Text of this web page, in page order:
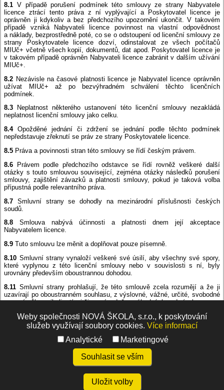
8.1 V případě porušení podmínek této smlouvy ze strany Nabyvatele
licence ztrácí tento práva z ní vyplývající a Poskytovatel licence je
oprávněn ji kdykoliv a bez předchozího upozornění ukončit. V takovém
případě vzniká Nabyvateli licence povinnost na vlastní odpovědnost
a náklady, bezprostředně poté, co se o odstoupení od licenční smlouvy ze
strany Poskytovatele licence dozví, odinstalovat ze všech počítačů
MIUč+ včetně všech kopií, dokumentů, dat apod. Poskytovatel licence je
v takovém případě oprávněn Nabyvateli licence zabránit v dalším užívání
MIUč+.
8.2 Nezávisle na časové platnosti licence je Nabyvatel licence oprávněn
užívat MIUč+ až po bezvýhradném schválení těchto licenčních
podmínek.
8.3
Neplatnost některého ustanovení této licenční smlouvy nezakládá
neplatnost licenční smlouvy jako celku.
8.4Opožděné jednání či zdržení se jednání podle těchto podmínek
nepředstavuje zřeknutí se práv ze strany Poskytovatele licence.
8.5 Práva a povinnosti stran této smlouvy se řídí českým právem.
8.6 Právem podle předchozího odstavce se řídí rovněž veškeré další
otázky s touto smlouvou související, zejména otázky následků porušení
smlouvy, zajištění závazků a platnosti smlouvy, pokud je taková volba
přípustná podle relevantního práva.
8.7 Smluvní strany se dohodly na mezinárodní příslušnosti českých
soudů.
8.8Smlouva nabývá účinnosti a platnosti dnem její akceptace
Nabyvatelem licence.
8.9 Tuto smlouvu lze měnit a doplňovat pouze písemně.
8.10 Smluvní strany vynaloží veškeré své úsilí, aby všechny své spory,
které vyplynou z této licenční smlouvy nebo v souvislosti s ní, byly
urovnány především oboustrannou dohodou.
8.11 Smluvní strany prohlašují, že této smlouvě zcela rozumějí a že ji
uzavírají po oboustranném souhlasu, z výslovné, vážné, určité, svobodné
a pravé vůle a nikoli v tísni či za nápadně nevýhodných podmínek.
8.12Poskytovatel licence zpracovává a uchovává osobní údaje
v rozsahu uvedeném v této smlouvě. Základní aktuální informace
o zpracování osobních údajů uživatelů MIUč+ najdete na
https://www.nns.cz/blog/miuc-a-gdpr/
. Podrobné aktuální informace
o zásadách zpracování osobních údajů Poskytovatelem licence naleznete
https://www.nns.cz/blog/zasady-zpracovani-osobnich-udaju/
Weby společnosti NOVÁ ŠKOLA, s.r.o., k poskytování
služeb využívají soubory cookies. Více informací
Analytické
Marketingové
Souhlasit se vším
Uložit volby